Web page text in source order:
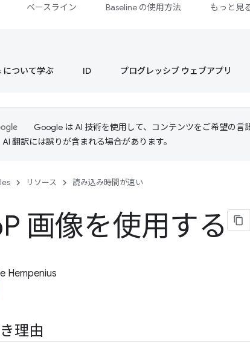
ベースライン Baseline の使用方法 もっと見
ついて学ぶ ID プログレッシブ ウェブアプリ
Google は AI 技術を使用して、コンテンツをご希望の言
翻訳には誤りが含まれる場合があります。
リソース 読み込み時間が速い
P 画像を使用する
Hempenius
理由